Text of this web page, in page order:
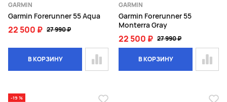
GARMIN
Garmin Forerunner 55 Aqua
22 500 ₽ 27 990 ₽
В КОРЗИНУ
GARMIN
Garmin Forerunner 55
Monterra Gray
22 500 ₽ 27 990 ₽
В КОРЗИНУ
-19 %